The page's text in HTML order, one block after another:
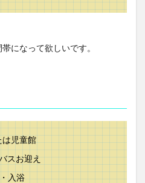
になって欲しいです。
児童館
スお迎え
入浴